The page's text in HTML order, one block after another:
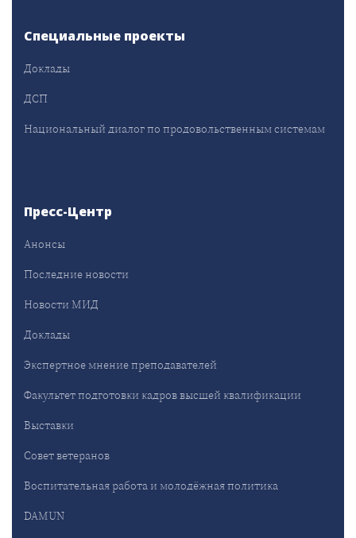
Специальные проекты
Доклады
ДСП
Национальный диалог по продовольственным системам
Пресс-Центр
Анонсы
Последние новости
Новости МИД
Доклады
Экспертное мнение преподавателей
Факультет подготовки кадров высшей квалификации
Выставки
Совет ветеранов
Воспитательная работа и молодёжная политика
DAMUN